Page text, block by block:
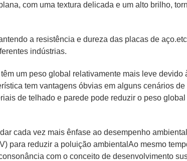
com uma textura delicada e um alto brilho,
a resistência e dureza das placas de
indústrias.
um peso global relativamente mais leve
tem vantagens óbvias em alguns cenários
de telhado e parede pode reduzir o peso
cada vez mais ênfase ao desempenho
para reduzir a poluição ambientalAo mesmo
com o conceito de desenvolvimento